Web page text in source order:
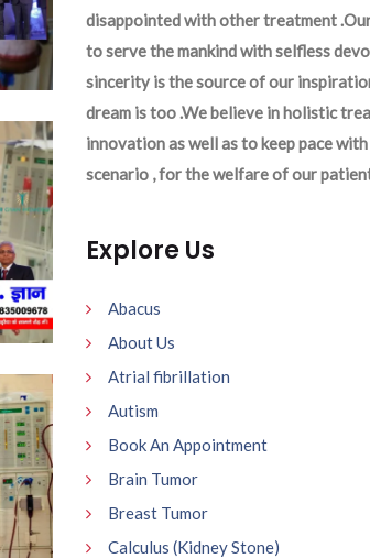
disappointed with other treatment
to serve the mankind with selfless
sincerity is the source of our
dream is too .We believe in holistic
innovation as well as to keep pace
scenario , for the welfare of our
Explore Us
Abacus
About Us
Atrial fibrillation
Autism
Book An Appointment
Brain Tumor
Breast Tumor
Calculus (Kidney Stone)